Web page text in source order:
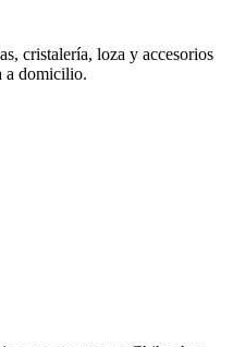
cristalería, loza y accesorios
a domicilio.